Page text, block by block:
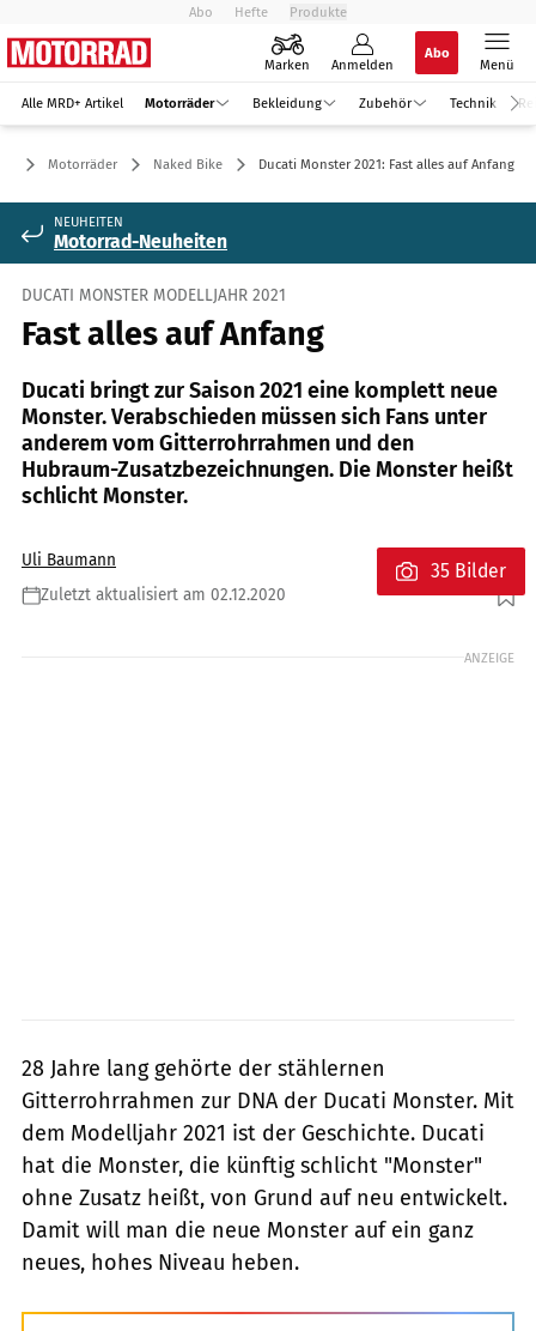
Abo Hefte Produkte
Marken Anmelden
Abo
Menü
Alle MRD+ Artikel Motorräder Bekleidung Zubehör Technik
Motorräder Naked Bike Ducati Monster 2021: Fast alles auf Anfang
NEUHEITEN
Motorrad-Neuheiten
DUCATI MONSTER MODELLJAHR 2021
Fast alles auf Anfang
Ducati bringt zur Saison 2021 eine komplett neue
Monster. Verabschieden müssen sich Fans unter
anderem vom Gitterrohrrahmen und den
Hubraum-Zusatzbezeichnungen. Die Monster heißt
schlicht Monster.
Uli Baumann
Zuletzt aktualisiert am 02.12.2020
Foto: Ducati
35 Bilder
ANZEIGE
28 Jahre lang gehörte der stählernen
Gitterrohrrahmen zur DNA der Ducati Monster. Mit
dem Modelljahr 2021 ist der Geschichte. Ducati
hat die Monster, die künftig schlicht "Monster"
ohne Zusatz heißt, von Grund auf neu entwickelt.
Damit will man die neue Monster auf ein ganz
neues, hohes Niveau heben.